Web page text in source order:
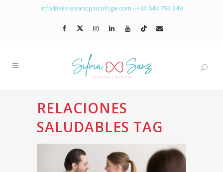
info@silviasanzpsicologa.com -+34 644 794 349
RELACIONES
SALUDABLES TAG